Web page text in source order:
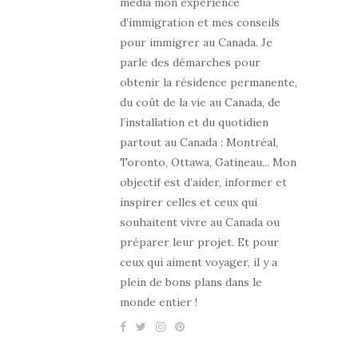
d’immigration et mes conseils
pour immigrer au Canada. Je
parle des démarches pour
obtenir la résidence permanente,
du coût de la vie au Canada, de
l’installation et du quotidien
partout au Canada : Montréal,
Toronto, Ottawa, Gatineau... Mon
objectif est d’aider, informer et
inspirer celles et ceux qui
souhaitent vivre au Canada ou
préparer leur projet. Et pour
ceux qui aiment voyager, il y a
plein de bons plans dans le
monde entier !